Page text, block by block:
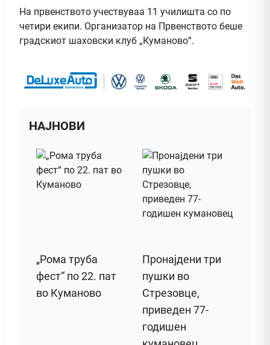
На првенството учествуваа 11 училишта со по
четири екипи. Организатор на Првенството беше
градскиот шаховски клуб „Куманово“.
НАЈНОВИ
„Рома труба
фест“ по 22. пат
во Куманово
Пронајдени три
пушки во
Стрезовце,
приведен 77-
годишен